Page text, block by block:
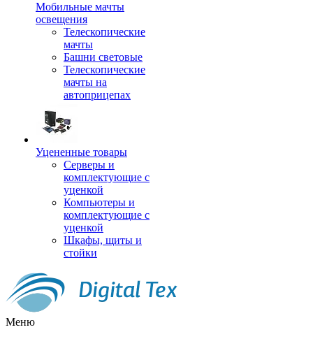
Мобильные мачты
освещения
Телескопические
мачты
Башни световые
Телескопические
мачты на
автоприцепах
Уцененные товары
Серверы и
комплектующие с
уценкой
Компьютеры и
комплектующие с
уценкой
Шкафы, щиты и
стойки
Меню